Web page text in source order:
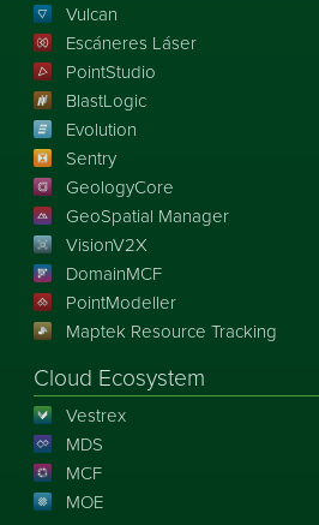
Vulcan
Escáneres Láser
PointStudio
BlastLogic
Evolution
Sentry
GeologyCore
GeoSpatial Manager
VisionV2X
DomainMCF
PointModeller
Maptek Resource Tracking
Cloud Ecosystem
Vestrex
MDS
MCF
MOE